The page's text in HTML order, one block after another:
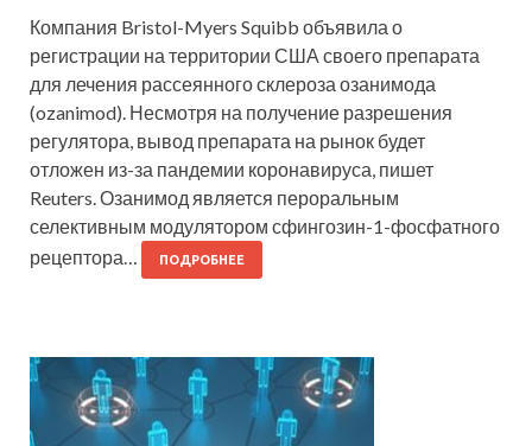
Компания Bristol-Myers Squibb объявила о
регистрации на территории США своего препарата
для лечения рассеянного склероза озанимода
(ozanimod). Несмотря на получение разрешения
регулятора, вывод препарата на рынок будет
отложен из-за пандемии коронавируса, пишет
Reuters. Озанимод является пероральным
селективным модулятором сфингозин-1-фосфатного
рецептора…
ПОДРОБНЕЕ